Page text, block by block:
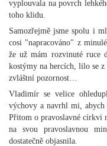
vyplouvala na povrch
toho klidu.
Samozřejmě jsme spolu i
cosi "napracováno" z
že už mám rozvinuté ruce
kostýmy na hercích, lilo se
zvláštní pozornost…
Vladimír se velice
výchovy a navrhl mi, abych
Přitom o pravoslavné církvi
na svou pravoslavnou
dostatečně objasnila.